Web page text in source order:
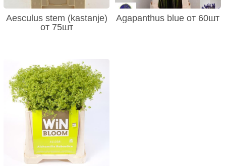
Aesculus stem (kastanje)
от 75шт
Agapanthus blue от 60шт